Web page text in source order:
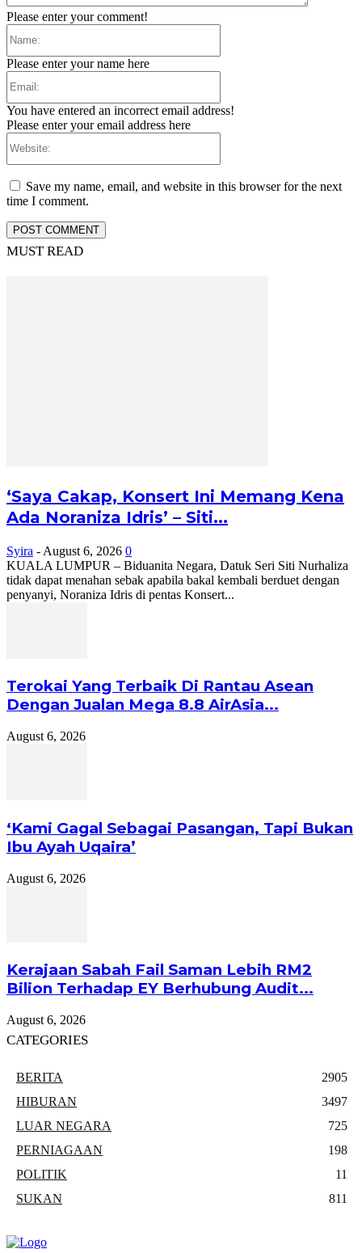
Please enter your comment!
Please enter your name here
You have entered an incorrect email address!
Please enter your email address here
Save my name, email, and website in this browser for the next
time I comment.
MUST READ
‘Saya Cakap, Konsert Ini Memang Kena
Ada Noraniza Idris’ – Siti...
Syira - August 6, 2026 0
KUALA LUMPUR – Biduanita Negara, Datuk Seri Siti Nurhaliza
tidak dapat menahan sebak apabila bakal kembali berduet dengan
penyanyi, Noraniza Idris di pentas Konsert...
Terokai Yang Terbaik Di Rantau Asean
Dengan Jualan Mega 8.8 AirAsia...
August 6, 2026
‘Kami Gagal Sebagai Pasangan, Tapi Bukan
Ibu Ayah Uqaira’
August 6, 2026
Kerajaan Sabah Fail Saman Lebih RM2
Bilion Terhadap EY Berhubung Audit...
August 6, 2026
CATEGORIES
BERITA
2905
HIBURAN
3497
LUAR NEGARA
725
PERNIAGAAN
198
POLITIK
11
SUKAN
811